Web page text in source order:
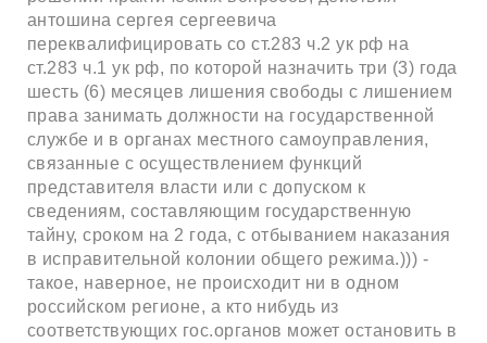
антошина сергея сергеевича
переквалифицировать со ст.283 ч.2 ук рф на
ст.283 ч.1 ук рф, по которой назначить три (3) года
шесть (6) месяцев лишения свободы с лишением
права занимать должности на государственной
службе и в органах местного самоуправления,
связанные с осуществлением функций
представителя власти или с допуском к
сведениям, составляющим государственную
тайну, сроком на 2 года, с отбыванием наказания
в исправительной колонии общего режима.))) -
такое, наверное, не происходит ни в одном
российском регионе, а кто нибудь из
соответствующих гос.органов может остановить в